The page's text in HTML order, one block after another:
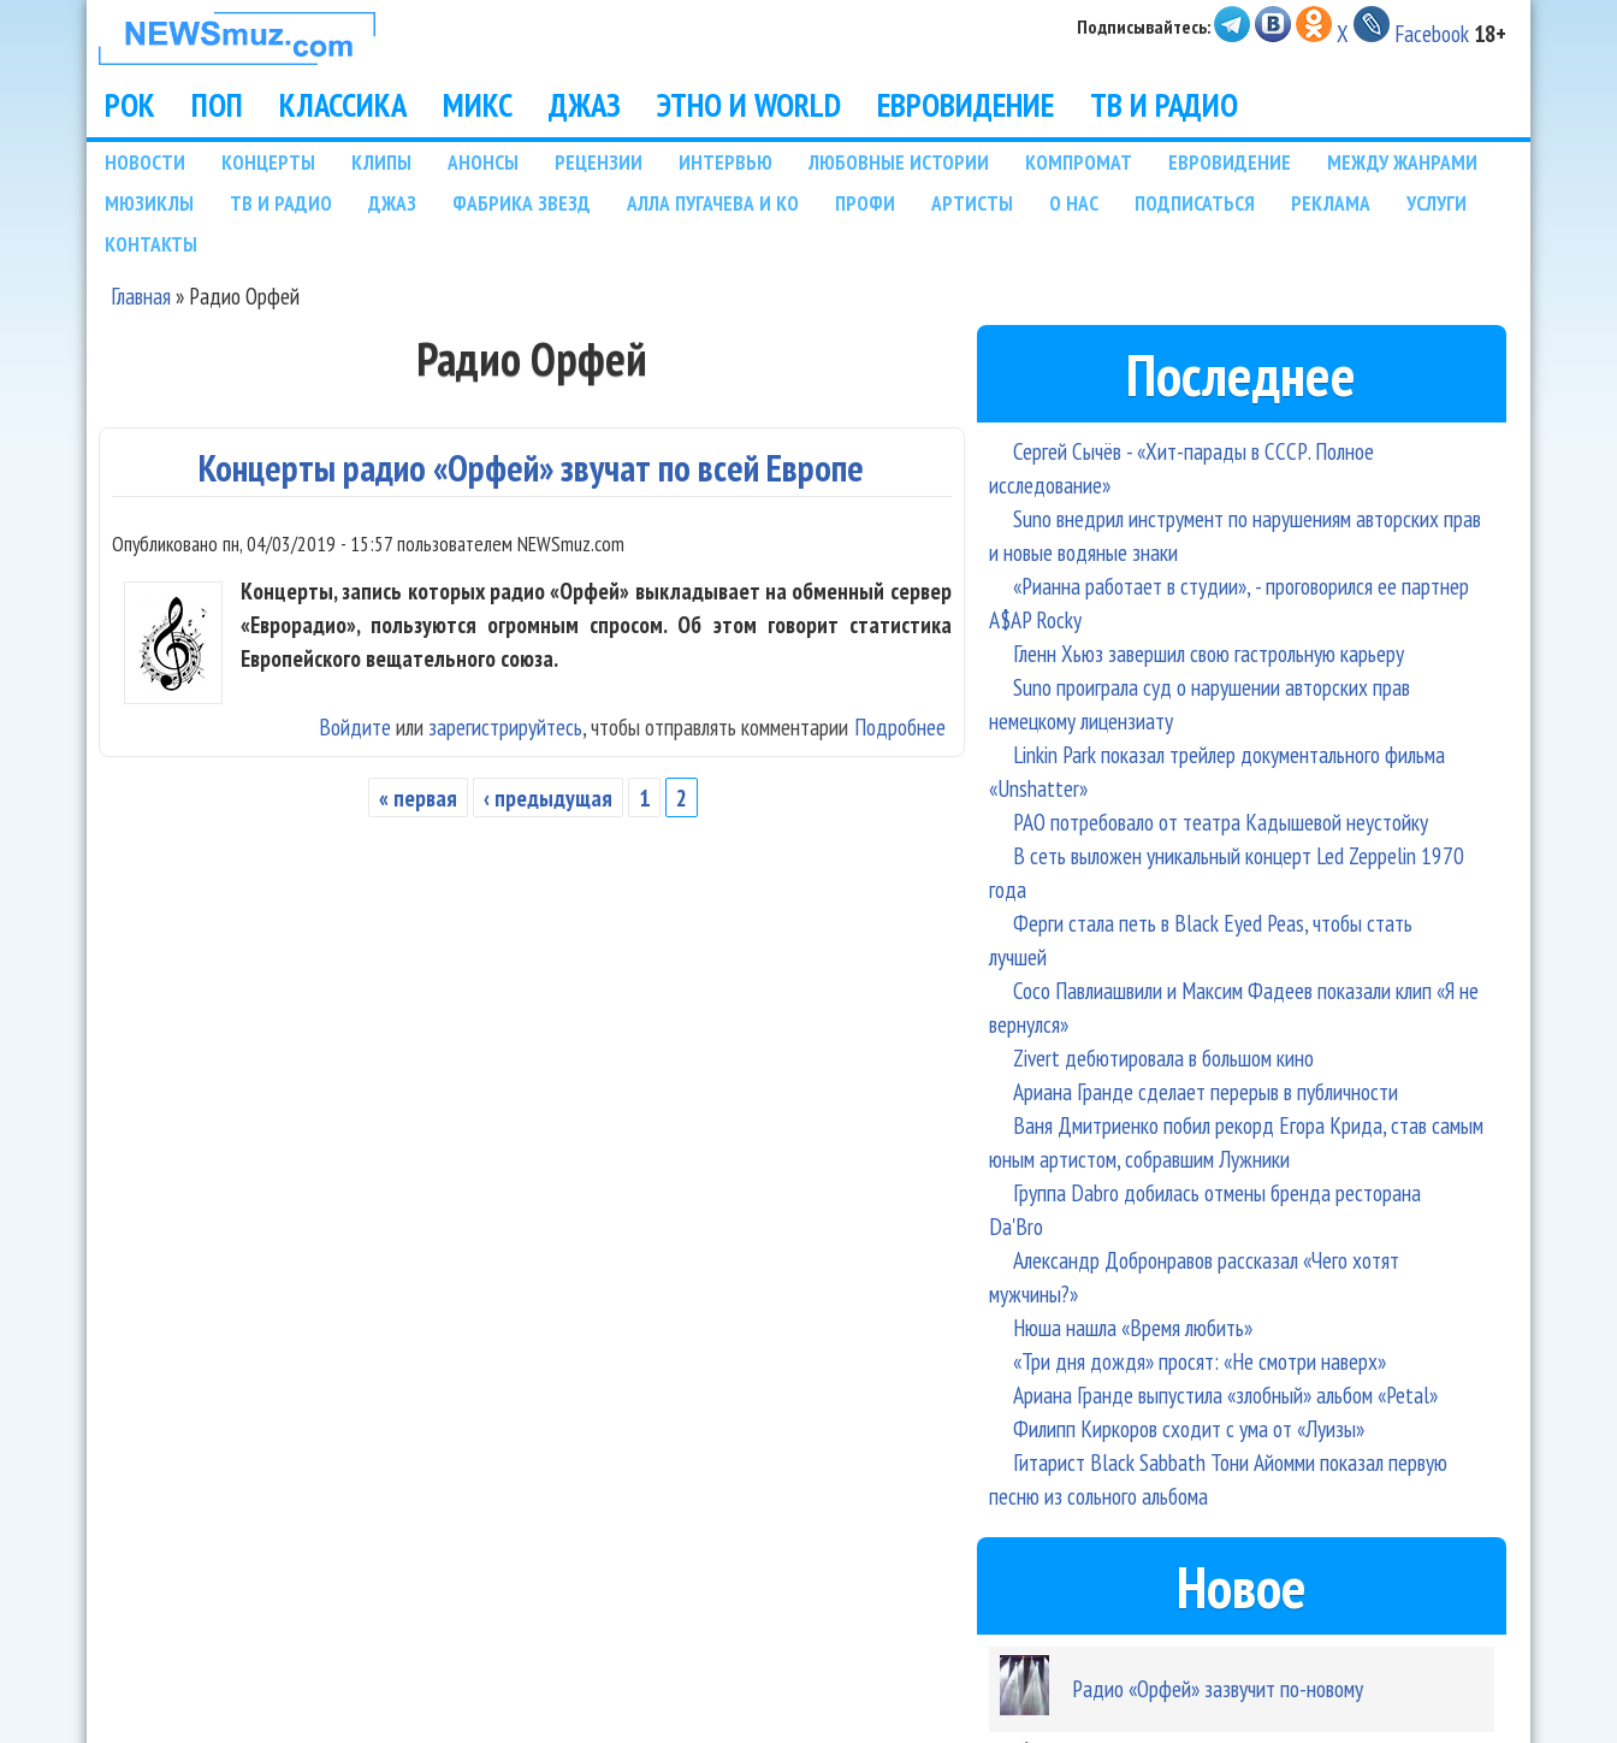
НОВОСТИ
МУЗЫКИ И
ШОУ БИЗНЕСА
NEWSMUZ.COM
Подписывайтесь: X Facebook 18+
Main menu
РОК ПОП КЛАССИКА МИКС ДЖАЗ ЭТНО И WORLD ЕВРОВИДЕНИЕ ТВ И РАДИО
Подразделы
НОВОСТИ КОНЦЕРТЫ КЛИПЫ АНОНСЫ РЕЦЕНЗИИ ИНТЕРВЬЮ ЛЮБОВНЫЕ ИСТОРИИ КОМПРОМАТ ЕВРОВИДЕНИЕ
МЕЖДУ ЖАНРАМИ
МЮЗИКЛЫ
ТВ И РАДИО ДЖАЗ ФАБРИКА ЗВЕЗД АЛЛА ПУГАЧЕВА И КО ПРОФИ АРТИСТЫ О НАС ПОДПИСАТЬСЯ РЕКЛАМА
УСЛУГИ
КОНТАКТЫ
Вы здесь
Главная» Радио Орфей
Радио Орфей
Концерты радио «Орфей» звучат по всей Европе
Опубликовано пн, 04/03/2019 - 15:57пользователем NEWSmuz.com
Концерты, запись которых радио «Орфей» выкладывает на обменный сервер
«Еврорадио», пользуются огромным спросом. Об этом говорит статистика
Европейского вещательного союза.
Подробнее о Концерты радио «Орфей» звучат по всей Европе
Войдите или зарегистрируйтесь, чтобы отправлять комментарии
« первая ‹ предыдущая 1 2
Последнее
Сергей Сычёв - «Хит-парады в СССР. Полное
исследование»
Suno внедрил инструмент по нарушениям авторских прав
и новые водяные знаки
«Рианна работает в студии», - проговорился ее партнер
A$AP Rocky
Гленн Хьюз завершил свою гастрольную карьеру
Suno проиграла суд о нарушении авторских прав
немецкому лицензиату
Linkin Park показал трейлер документального фильма
«Unshatter»
РАО потребовало от театра Кадышевой неустойку
В сеть выложен уникальный концерт Led Zeppelin 1970
года
Ферги стала петь в Black Eyed Peas, чтобы стать
лучшей
Сосо Павлиашвили и Максим Фадеев показали клип «Я не
вернулся»
Zivert дебютировала в большом кино
Ариана Гранде сделает перерыв в публичности
Ваня Дмитриенко побил рекорд Егора Крида, став самым
юным артистом, собравшим Лужники
Группа Dabro добилась отмены бренда ресторана
Da'Bro
Александр Добронравов рассказал «Чего хотят
мужчины?»
Нюша нашла «Время любить»
«Три дня дождя» просят: «Не смотри наверх»
Ариана Гранде выпустила «злобный» альбом «Petal»
Филипп Киркоров сходит с ума от «Луизы»
Гитарист Black Sabbath Тони Айомми показал первую
песню из сольного альбома
Новое
Радио «Орфей» зазвучит по-новому